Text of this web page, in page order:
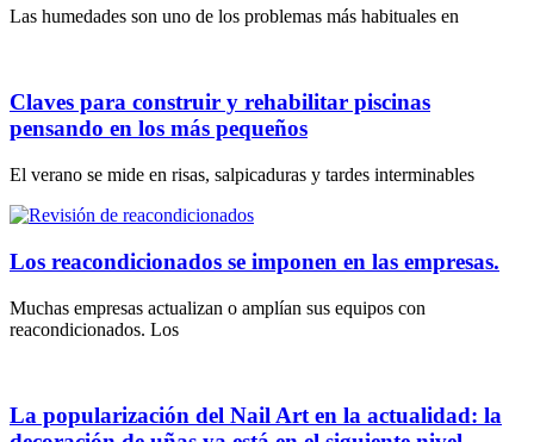
Las humedades son uno de los problemas más habituales en
Claves para construir y rehabilitar piscinas
pensando en los más pequeños
El verano se mide en risas, salpicaduras y tardes interminables
Los reacondicionados se imponen en las empresas.
Muchas empresas actualizan o amplían sus equipos con
reacondicionados. Los
La popularización del Nail Art en la actualidad: la